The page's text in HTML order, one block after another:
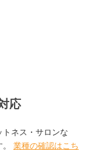
応
ネス・サロンな
業種の確認はこち